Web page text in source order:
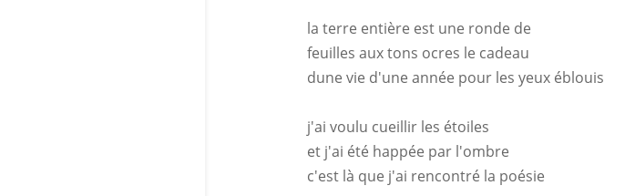
la terre entière est une ronde de
feuilles aux tons ocres le cadeau
dune vie d'une année pour les yeux éblouis
j'ai voulu cueillir les étoiles
et j'ai été happée par l'ombre
c'est là que j'ai rencontré la poésie